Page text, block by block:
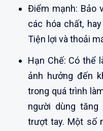
Điểm mạnh: Bảo
các hóa chất,
Tiện lợi và thoải
Hạn Chế: Có thể
ảnh hưởng đến
trong quá trình
người dùng
trượt tay. Một số